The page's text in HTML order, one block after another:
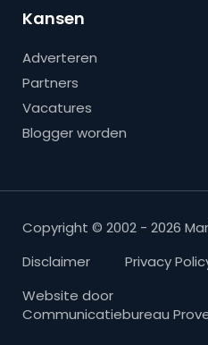
Kansen
Adverteren
Partners
Vacatures
Blogger worden
Copyright © 2002 - 2026
Disclaimer
Privacy
Website door
Communicatiebureau